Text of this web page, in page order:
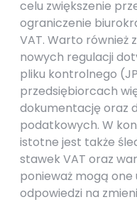
celu zwiększenie
ograniczenie
VAT. Warto również
nowych regulacji
pliku kontrolnego
przedsiębiorcach
dokumentację oraz
podatkowych. W
istotne jest także
stawek VAT oraz
ponieważ mogą
odpowiedzi na